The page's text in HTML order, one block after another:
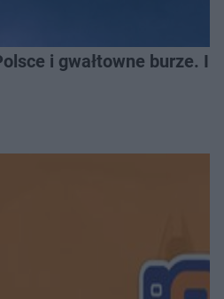
i gwałtowne burze.